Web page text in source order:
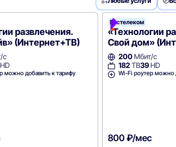
развлечения.
(Интернет+ТВ)
с
можно добавить к тарифу
Ростелеком
«Технологии
Свой дом»
200 Мбит/с
182ТВ39 HD
Wi-Fi роутер можно
800 ₽/мес